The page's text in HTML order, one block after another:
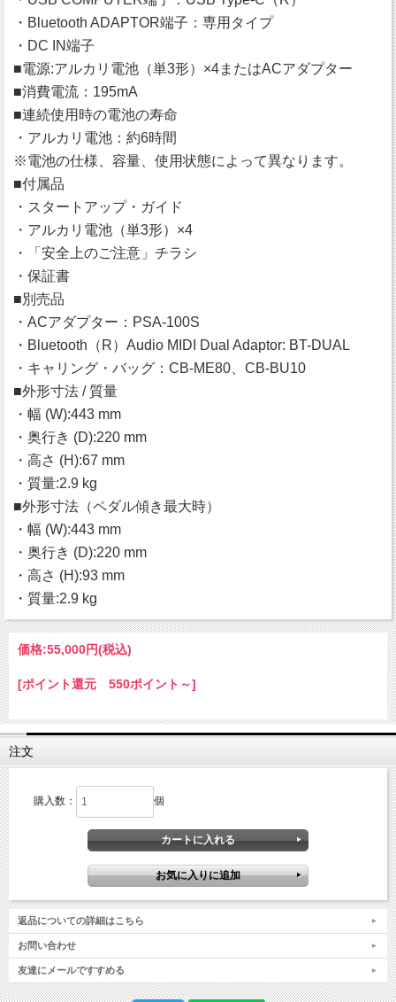
・Bluetooth ADAPTOR端子：専用タイプ
・DC IN端子
■電源:アルカリ電池（単3形）×4またはACアダプター
■消費電流：195mA
■連続使用時の電池の寿命
・アルカリ電池：約6時間
※電池の仕様、容量、使用状態によって異なります。
■付属品
・スタートアップ・ガイド
・アルカリ電池（単3形）×4
・「安全上のご注意」チラシ
・保証書
■別売品
・ACアダプター：PSA-100S
・Bluetooth（R）Audio MIDI Dual Adaptor: BT-DUAL
・キャリング・バッグ：CB-ME80、CB-BU10
■外形寸法 / 質量
・幅 (W):443 mm
・奥行き (D):220 mm
・高さ (H):67 mm
・質量:2.9 kg
■外形寸法（ペダル傾き最大時）
・幅 (W):443 mm
・奥行き (D):220 mm
・高さ (H):93 mm
・質量:2.9 kg
価格:55,000円(税込)
[ポイント還元 550ポイント～]
注文
購入数： 個
返品についての詳細はこちら
お問い合わせ
友達にメールですすめる